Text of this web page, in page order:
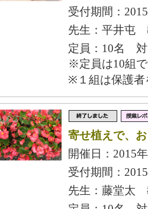
受付期間：
先生：平井屯
定員：10名 対
※定員は10組
※１組は保護者
寄せ植えで、
開催日：2015
受付期間：
先生：藤堂太